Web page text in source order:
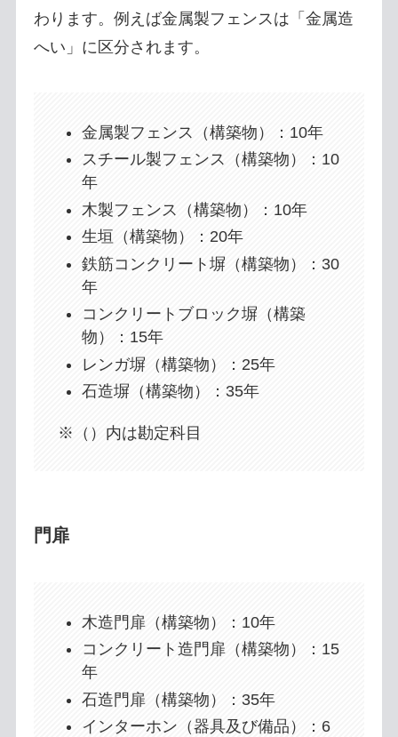
わります。例えば金属製フェンスは「金属造
へい」に区分されます。
金属製フェンス（構築物）：10年
スチール製フェンス（構築物）：10
年
木製フェンス（構築物）：10年
生垣（構築物）：20年
鉄筋コンクリート塀（構築物）：30
年
コンクリートブロック塀（構築
物）：15年
レンガ塀（構築物）：25年
石造塀（構築物）：35年
※（）内は勘定科目
門扉
木造門扉（構築物）：10年
コンクリート造門扉（構築物）：15
年
石造門扉（構築物）：35年
インターホン（器具及び備品）：6